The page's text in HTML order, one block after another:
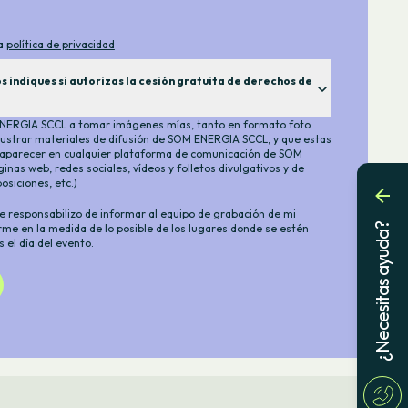
política de privacidad
indiques si autorizas la cesión gratuita de derechos de
SCCLinformamos que, en el transcurso del acto institucional
fotografías o vídeos con la finalidad de publicarlos de
establecimiento, así como en catálogos, página web y
medios de comunicación (televisión, prensa, blog, etc.) para
y servicios prestados por nosotros, todo ello con carácter
utilizada para fines comerciales o lucrativos.
de que, si no nos indicas lo contrario, conservaremos tus
publicadas en los medios descritos y, posteriormente, como
en las imágenes, certificas que dispones del consentimiento
del menor, o de su tutor legal.
SCCL a tomar imágenes mías, tanto en formato foto
materiales de difusión de SOM ENERGIA SCCL, y que estas
en cualquier plataforma de comunicación de SOM
web, redes sociales, vídeos y folletos divulgativos y de
etc.)
responsabilizo de informar al equipo de grabación de mi
en la medida de lo posible de los lugares donde se estén
el día del evento.
¿Necesitas ayuda?